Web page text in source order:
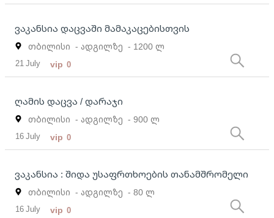
ვაკანსია დაცვაში მამაკაცებისთვის
თბილისი - ადგილზე - 1200 ლ
21 July vip 0
ღამის დაცვა / დარაჯი
თბილისი - ადგილზე - 900 ლ
16 July vip 0
ვაკანსია : შიდა უსაფრთხოების თანამშრომელი
თბილისი - ადგილზე - 80 ლ
16 July vip 0